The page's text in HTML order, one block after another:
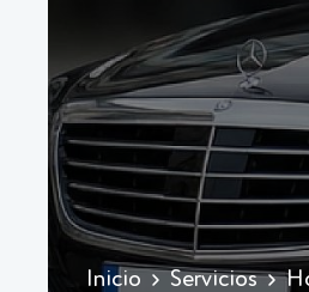
Inicio Servicios